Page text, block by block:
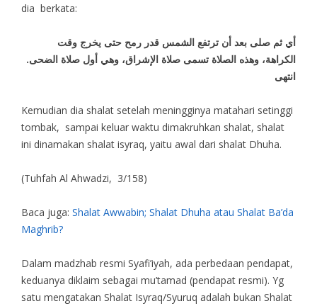
dia berkata:
أي ثم صلى بعد أن ترتفع الشمس قدر رمح حتى يخرج وقت
الكراهة، وهذه الصلاة تسمى صلاة الإشراق، وهي أول صلاة الضحى.
انتهى
Kemudian dia shalat setelah meningginya matahari setinggi
tombak, sampai keluar waktu dimakruhkan shalat, shalat
ini dinamakan shalat isyraq, yaitu awal dari shalat Dhuha.
(Tuhfah Al Ahwadzi, 3/158)
Baca juga: Shalat Awwabin; Shalat Dhuha atau Shalat Ba’da
Maghrib?
Dalam madzhab resmi Syafi’iyah, ada perbedaan pendapat,
keduanya diklaim sebagai mu’tamad (pendapat resmi). Yg
satu mengatakan Shalat Isyraq/Syuruq adalah bukan Shalat